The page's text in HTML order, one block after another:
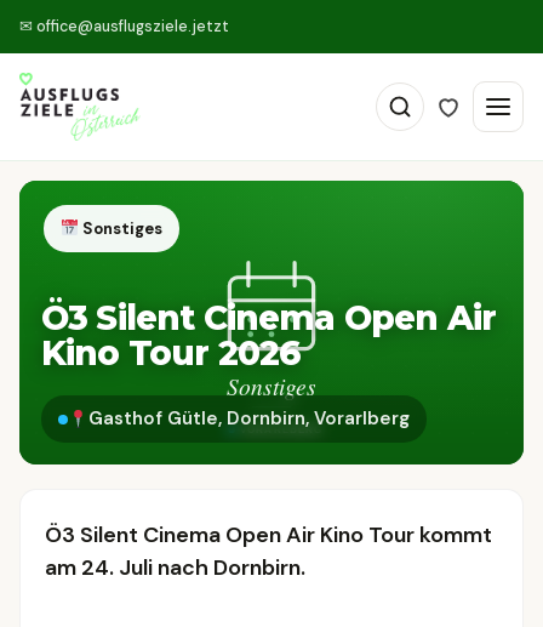
✉ office@ausflugsziele.jetzt
Sonstiges
Ö3 Silent Cinema Open Air
Kino Tour 2026
Gasthof Gütle, Dornbirn, Vorarlberg
Ö3 Silent Cinema Open Air Kino Tour kommt
am 24. Juli nach Dornbirn.